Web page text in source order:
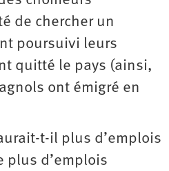
de chercher un
poursuivi leurs
quitté le pays (ainsi,
ont émigré en
t-il plus d’emplois
plus d’emplois